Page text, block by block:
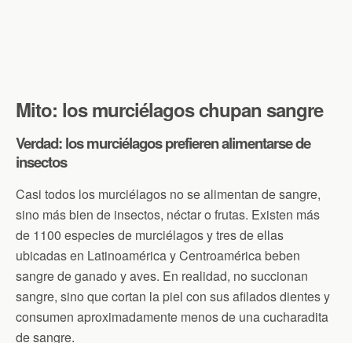
Mito: los murciélagos chupan sangre
Verdad: los murciélagos prefieren alimentarse de
insectos
Casi todos los murciélagos no se alimentan de sangre,
sino más bien de insectos, néctar o frutas. Existen más
de 1100 especies de murciélagos y tres de ellas
ubicadas en Latinoamérica y Centroamérica beben
sangre de ganado y aves. En realidad, no succionan
sangre, sino que cortan la piel con sus afilados dientes y
consumen aproximadamente menos de una cucharadita
de sangre.